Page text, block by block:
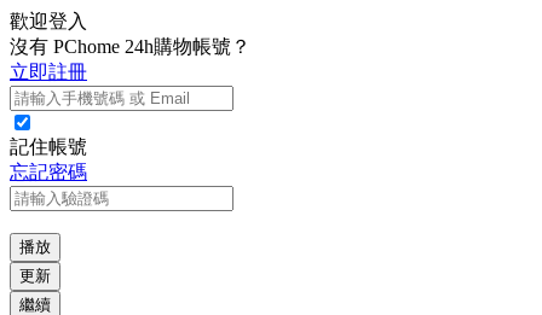
歡迎登入
沒有 PChome 24h購物帳號？
立即註冊
記住帳號
忘記密碼
播放
更新
繼續